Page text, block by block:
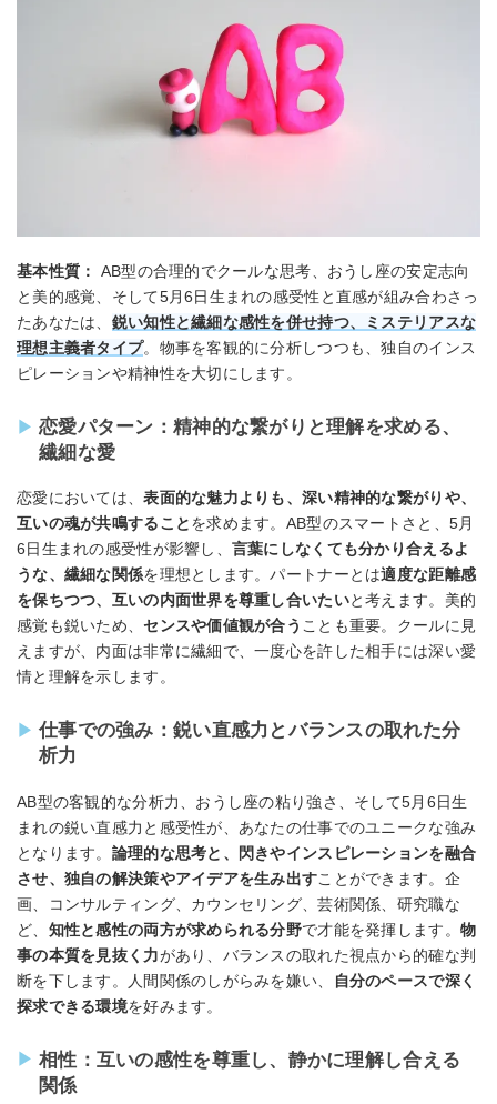
基本性質：
AB型の合理的でクールな思考、おうし座の安定志向
と美的感覚、そして5月6日生まれの感受性と直感が組み合わさっ
たあなたは、 鋭い知性と繊細な感性を併せ持つ、ミステリアスな
理想主義者タイプ。物事を客観的に分析しつつも、独自のインス
ピレーションや精神性を大切にします。
恋愛パターン：精神的な繋がりと理解を求める、
繊細な愛
恋愛においては、表面的な魅力よりも、深い精神的な繋がりや、
互いの魂が共鳴することを求めます。AB型のスマートさと、5月
6日生まれの感受性が影響し、 言葉にしなくても分かり合えるよ
うな、繊細な関係を理想とします。パートナーとは適度な距離感
を保ちつつ、互いの内面世界を尊重し合いたいと考えます。美的
感覚も鋭いため、センスや価値観が合う ことも重要。クールに見
えますが、内面は非常に繊細で、一度心を許した相手には深い愛
情と理解を示します。
仕事での強み：鋭い直感力とバランスの取れた分
析力
AB型の客観的な分析力、おうし座の粘り強さ、そして5月6日生
まれの鋭い直感力と感受性が、あなたの仕事でのユニークな強み
となります。 論理的な思考と、閃きやインスピレーションを融合
させ、独自の解決策やアイデアを生み出すことができます。企
画、コンサルティング、カウンセリング、芸術関係、研究職な
ど、 知性と感性の両方が求められる分野で才能を発揮します。 物
事の本質を見抜く力があり、バランスの取れた視点から的確な判
断を下します。人間関係のしがらみを嫌い、
自分のペースで深く
探求できる環境を好みます。
相性：互いの感性を尊重し、静かに理解し合える
関係